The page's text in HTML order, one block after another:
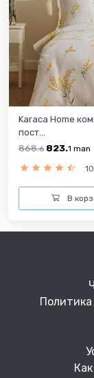
Karaca Home
пост...
868.6 823.1 man
В